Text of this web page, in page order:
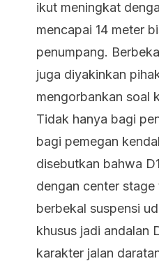
ikut meningkat
mencapai 14 meter
penumpang.
juga diyakinkan
mengorbankan soal
Tidak hanya bagi
bagi pemegan
disebutkan bahwa
dengan center
berbekal suspensi
khusus jadi andalan
karakter jalan